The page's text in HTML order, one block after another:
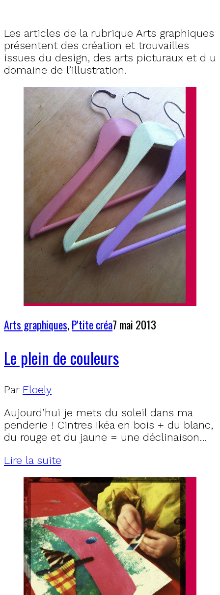
Les articles de la rubrique Arts graphiques
présentent des création et trouvailles
issues du design, des arts picturaux et d u
domaine de l’illustration.
Arts graphiques,P'tite créa7 mai 2013
Le plein de couleurs
Par Eloely
Aujourd’hui je mets du soleil dans ma
penderie ! Cintres Ikéa en bois + du blanc,
du rouge et du jaune = une déclinaison…
Lire la suite